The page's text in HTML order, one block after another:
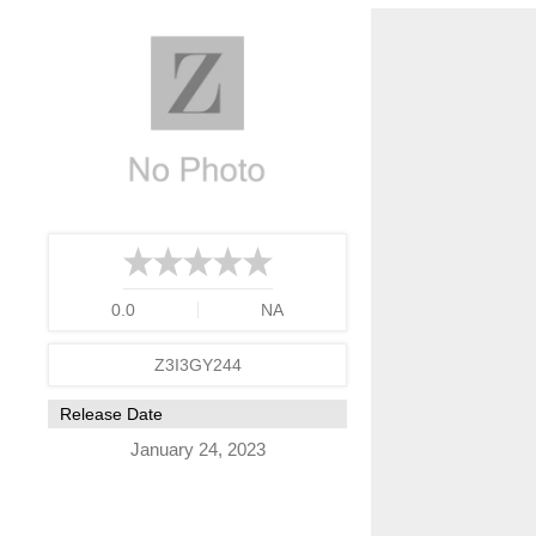
Dolores Redondo se autodefine como «una escritora de
la música. Y es también un canto a la camaradería de los
Una obra deslumbrante con unos personajes que nos llevan
0.0 NA
Z3I3GY244
Release Date
January 24, 2023